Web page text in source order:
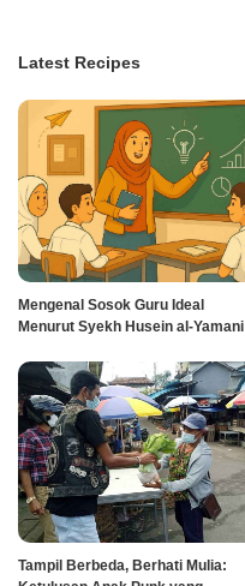
Latest Recipes
Mengenal Sosok Guru Ideal
Menurut Syekh Husein al-Yamani
Tampil Berbeda, Berhati Mulia: